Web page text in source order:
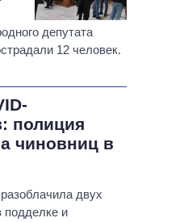
депутата
12 человек.
полиция
чиновниц в
двух
подделке и